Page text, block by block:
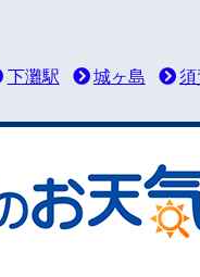
下灘駅 城ヶ島 須